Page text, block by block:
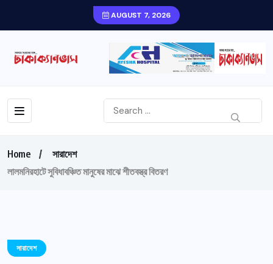
AUGUST 7, 2026
Home
সারাদেশ
লালমনিরহাটে সুবিধাবঞ্চিত মানুষের মাঝে শীতবস্ত্র বিতরণ
সারাদেশ